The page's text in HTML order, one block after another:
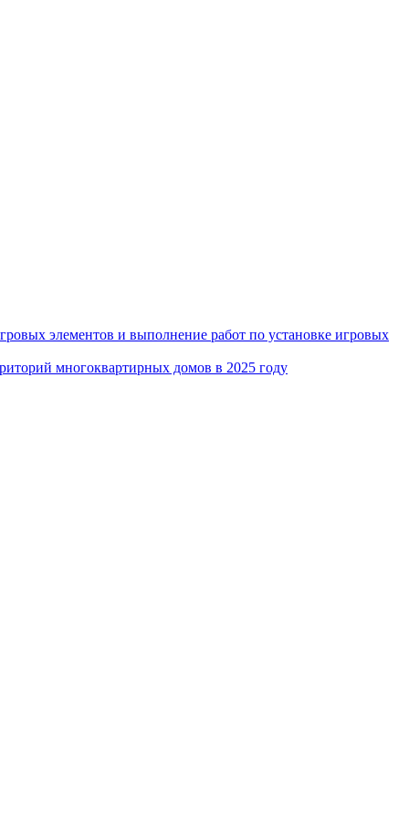
элементов и выполнение работ по установке игровых
многоквартирных домов в 2025 году